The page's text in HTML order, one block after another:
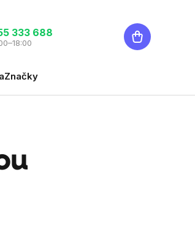
333 688
Nákupní
košík
Značky